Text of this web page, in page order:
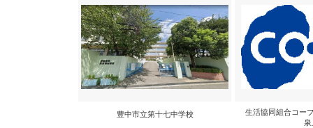
豊中市立第十七中学校
生活協同組合コー
泉